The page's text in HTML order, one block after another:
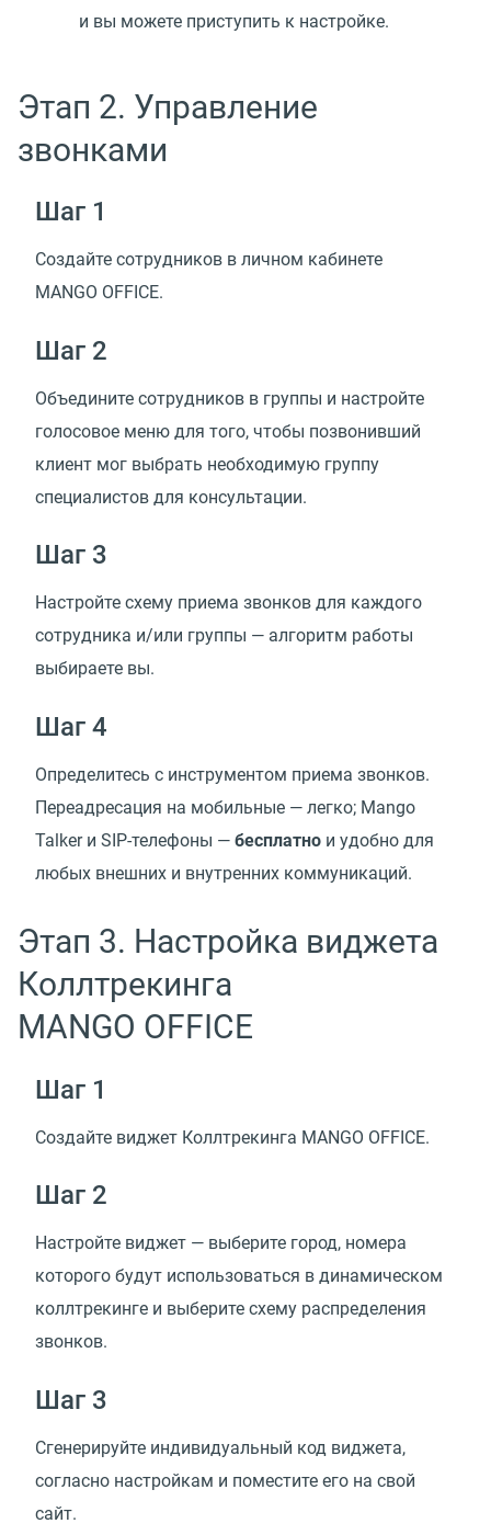
и вы можете приступить к настройке.
Этап 2. Управление
звонками
Шаг 1
Создайте сотрудников в личном кабинете
MANGO OFFICE.
Шаг 2
Объедините сотрудников в группы и настройте
голосовое меню для того, чтобы позвонивший
клиент мог выбрать необходимую группу
специалистов для консультации.
Шаг 3
Настройте схему приема звонков для каждого
сотрудника и/или группы — алгоритм работы
выбираете вы.
Шаг 4
Определитесь с инструментом приема звонков.
Переадресация на мобильные — легко; Mango
Talker и SIP-телефоны — бесплатно и удобно для
любых внешних и внутренних коммуникаций.
Этап 3. Настройка виджета
Коллтрекинга
MANGO OFFICE
Шаг 1
Создайте виджет Коллтрекингa MANGO OFFICE.
Шаг 2
Настройте виджет — выберите город, номера
которого будут использоваться в динамическом
коллтрекинге и выберите схему распределения
звонков.
Шаг 3
Сгенерируйте индивидуальный код виджета,
согласно настройкам и поместите его на свой
сайт.